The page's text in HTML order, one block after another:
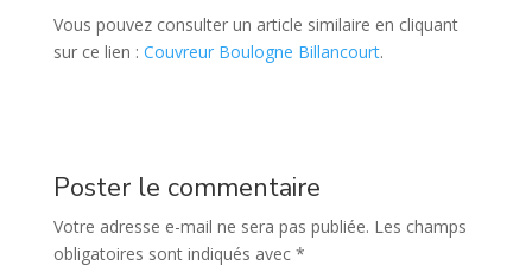
Vous pouvez consulter un article similaire en cliquant
sur ce lien : Couvreur Boulogne Billancourt.
Poster le commentaire
Votre adresse e-mail ne sera pas publiée. Les champs
obligatoires sont indiqués avec *